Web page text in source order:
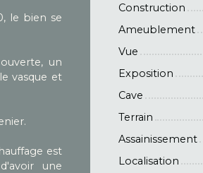
le bien se
un
vasque et
est
une
Construction
Ameublement
Vue
Exposition
Cave
Terrain
Assainissement
Localisation